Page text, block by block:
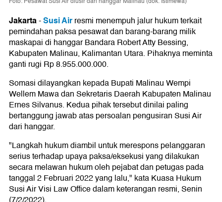
Jakarta-Susi Airresmi menempuh jalur hukum terkait
pemindahan paksa pesawat dan barang-barang milik
maskapai di hanggar Bandara Robert Atty Bessing,
Kabupaten Malinau, Kalimantan Utara. Pihaknya meminta
ganti rugi Rp 8.955.000.000.
Somasi dilayangkan kepada Bupati Malinau Wempi
Wellem Mawa dan Sekretaris Daerah Kabupaten Malinau
Ernes Silvanus. Kedua pihak tersebut dinilai paling
bertanggung jawab atas persoalan pengusiran Susi Air
dari hanggar.
"Langkah hukum diambil untuk merespons pelanggaran
serius terhadap upaya paksa/eksekusi yang dilakukan
secara melawan hukum oleh pejabat dan petugas pada
tanggal 2 Februari 2022 yang lalu," kata Kuasa Hukum
Susi Air Visi Law Office dalam keterangan resmi, Senin